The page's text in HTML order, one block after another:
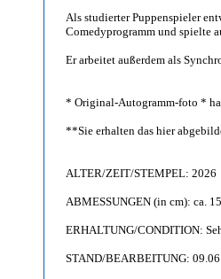
Als studierter Puppenspieler
Comedyprogramm und spielte
Er arbeitet außerdem als
* Original-Autogramm-foto *
**Sie erhalten das hier
ALTER/ZEIT/STEMPEL: 2026
ABMESSUNGEN (in cm): ca.
ERHALTUNG/CONDITION:
STAND/BEARBEITUNG: